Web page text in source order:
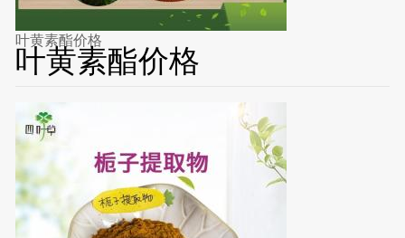
叶黄素酯价格
叶黄素酯价格